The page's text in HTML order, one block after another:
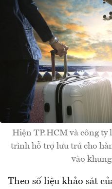
Hiện TP.HCM và công ty
trình hỗ trợ lưu trú cho
vào
Theo số liệu khảo sát